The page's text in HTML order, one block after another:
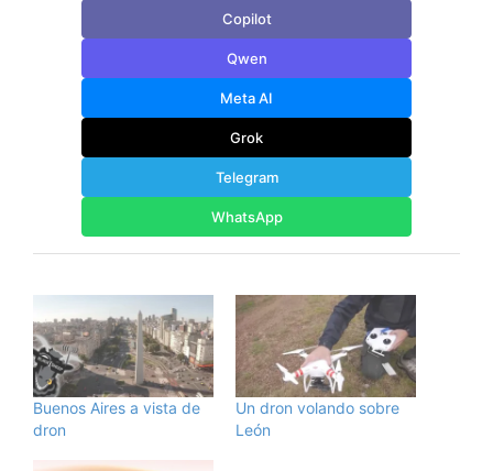
Copilot
Qwen
Meta AI
Grok
Telegram
WhatsApp
Buenos Aires a vista de
dron
Un dron volando sobre
León